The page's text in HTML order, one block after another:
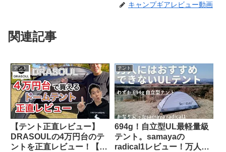
キャンプギアレビュー動画
関連記事
テント
【テント正直レビュー】
DRASOULの4万円台のテ
ントを正直レビュー！【キ
テント
694g！自立型UL最軽量級
テント。samayaの
radical1レビュー！万人に